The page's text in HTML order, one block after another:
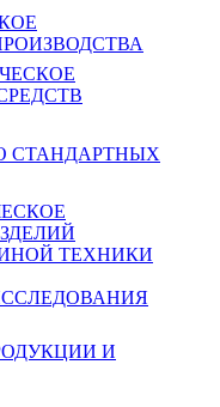
СТАНДАРТНЫХ
ТЕХНИКИ
И